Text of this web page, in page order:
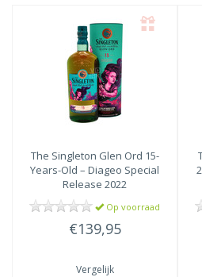
The Singleton Glen Ord 15-
Years-Old – Diageo Special
Release 2022
Op voorraad
€139,95
Vergelijk